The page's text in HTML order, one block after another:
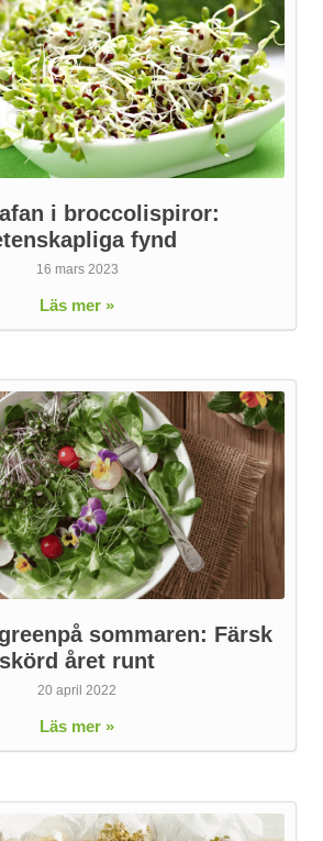
i broccolispiror:
fynd
16 mars 2023
Läs mer »
sommaren: Färsk
skörd året runt
20 april 2022
Läs mer »